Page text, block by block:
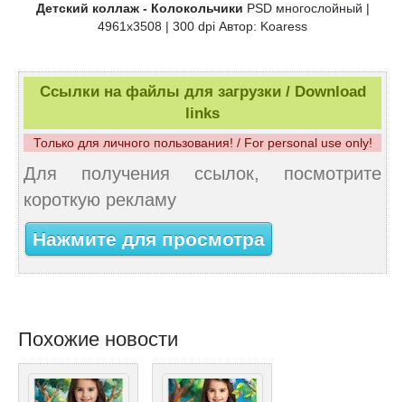
Детский коллаж - Колокольчики PSD многослойный |
4961x3508 | 300 dpi Автор: Koaress
Ссылки на файлы для загрузки / Download
links
Только для личного пользования! / For personal use only!
Для получения ссылок, посмотрите
короткую рекламу
Нажмите для просмотра
Похожие новости